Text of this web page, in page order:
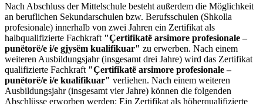
Nach Abschluss der Mittelschule besteht außerdem die Möglichkeit
an beruflichen Sekundarschulen bzw. Berufsschulen (Shkolla
profesionale) innerhalb von zwei Jahren ein Zertifikat als
halbqualifizierte Fachkraft "Çertifikatë arsimore profesionale –
punëtorë/e i/e gjysëm kualifikuar" zu erwerben. Nach einem
weiteren Ausbildungsjahr (insgesamt drei Jahre) wird das Zertifikat
qualifizierte Fachkraft "Çertifikatë arsimore profesionale –
punëtorë/e i/e kualifikuar" verliehen. Nach einem weiteren
Ausbildungsjahr (insgesamt vier Jahre) können die folgenden
Abschlüsse erworben werden: Ein Zertifikat als höherqualifizierte